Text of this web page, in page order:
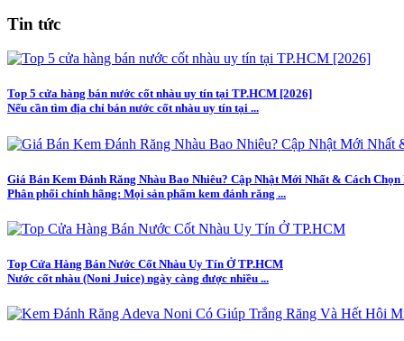
Tin tức
Top 5 cửa hàng bán nước cốt nhàu uy tín tại TP.HCM [2026]
Nếu cần tìm địa chỉ bán nước cốt nhàu uy tín tại ...
Giá Bán Kem Đánh Răng Nhàu Bao Nhiêu? Cập Nhật Mới Nhất & Cách
Phân phối chính hãng: Mọi sản phẩm kem đánh răng ...
Top Cửa Hàng Bán Nước Cốt Nhàu Uy Tín Ở TP.HCM
Nước cốt nhàu (Noni Juice) ngày càng được nhiều ...